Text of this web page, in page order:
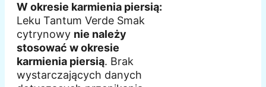
W okresie karmienia piersią:
Leku Tantum Verde Smak
cytrynowy nie należy
stosować w okresie
karmienia piersią. Brak
wystarczających danych